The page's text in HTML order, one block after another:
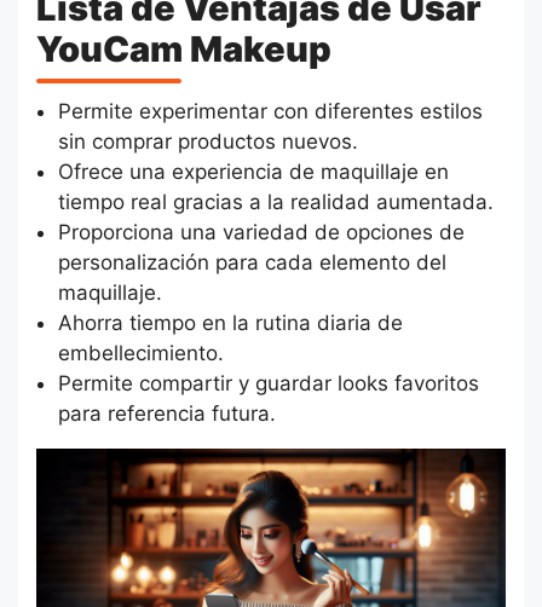
YouCam Makeup
Permite experimentar con diferentes estilos
sin comprar productos nuevos.
Ofrece una experiencia de maquillaje en
tiempo real gracias a la realidad aumentada.
Proporciona una variedad de opciones de
personalización para cada elemento del
maquillaje.
Ahorra tiempo en la rutina diaria de
embellecimiento.
Permite compartir y guardar looks favoritos
para referencia futura.